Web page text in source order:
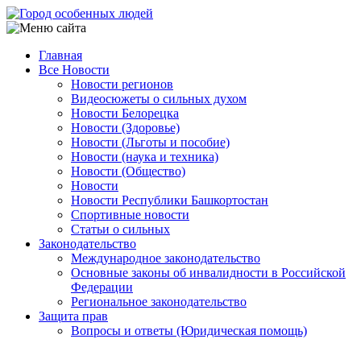
Перейти
к
содержанию
Main
navigation
Главная
Все Новости
Новости регионов
Видеосюжеты о сильных духом
Новости Белорецка
Новости (Здоровье)
Новости (Льготы и пособие)
Новости (наука и техника)
Новости (Общество)
Новости
Новости Республики Башкортостан
Спортивные новости
Статьи о сильных
Законодательство
Международное законодательство
Основные законы об инвалидности в Российской
Федерации
Региональное законодательство
Защита прав
Вопросы и ответы (Юридическая помощь)